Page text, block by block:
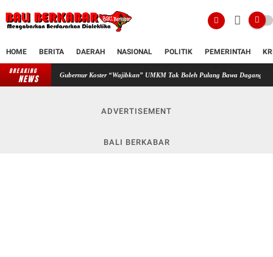
HOME BERITA DAERAH NASIONAL POLITIK PEMERINTAH
BREAKING
NEWS
Gubernur Koster “Wajibkan” UMKM Tak Boleh Pulang Bawa Dagangan di Nusa Dua Eco
ADVERTISEMENT
BALI BERKABAR